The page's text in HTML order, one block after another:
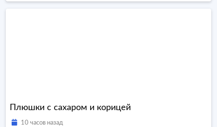
Плюшки с сахаром и корицей
10 часов назад